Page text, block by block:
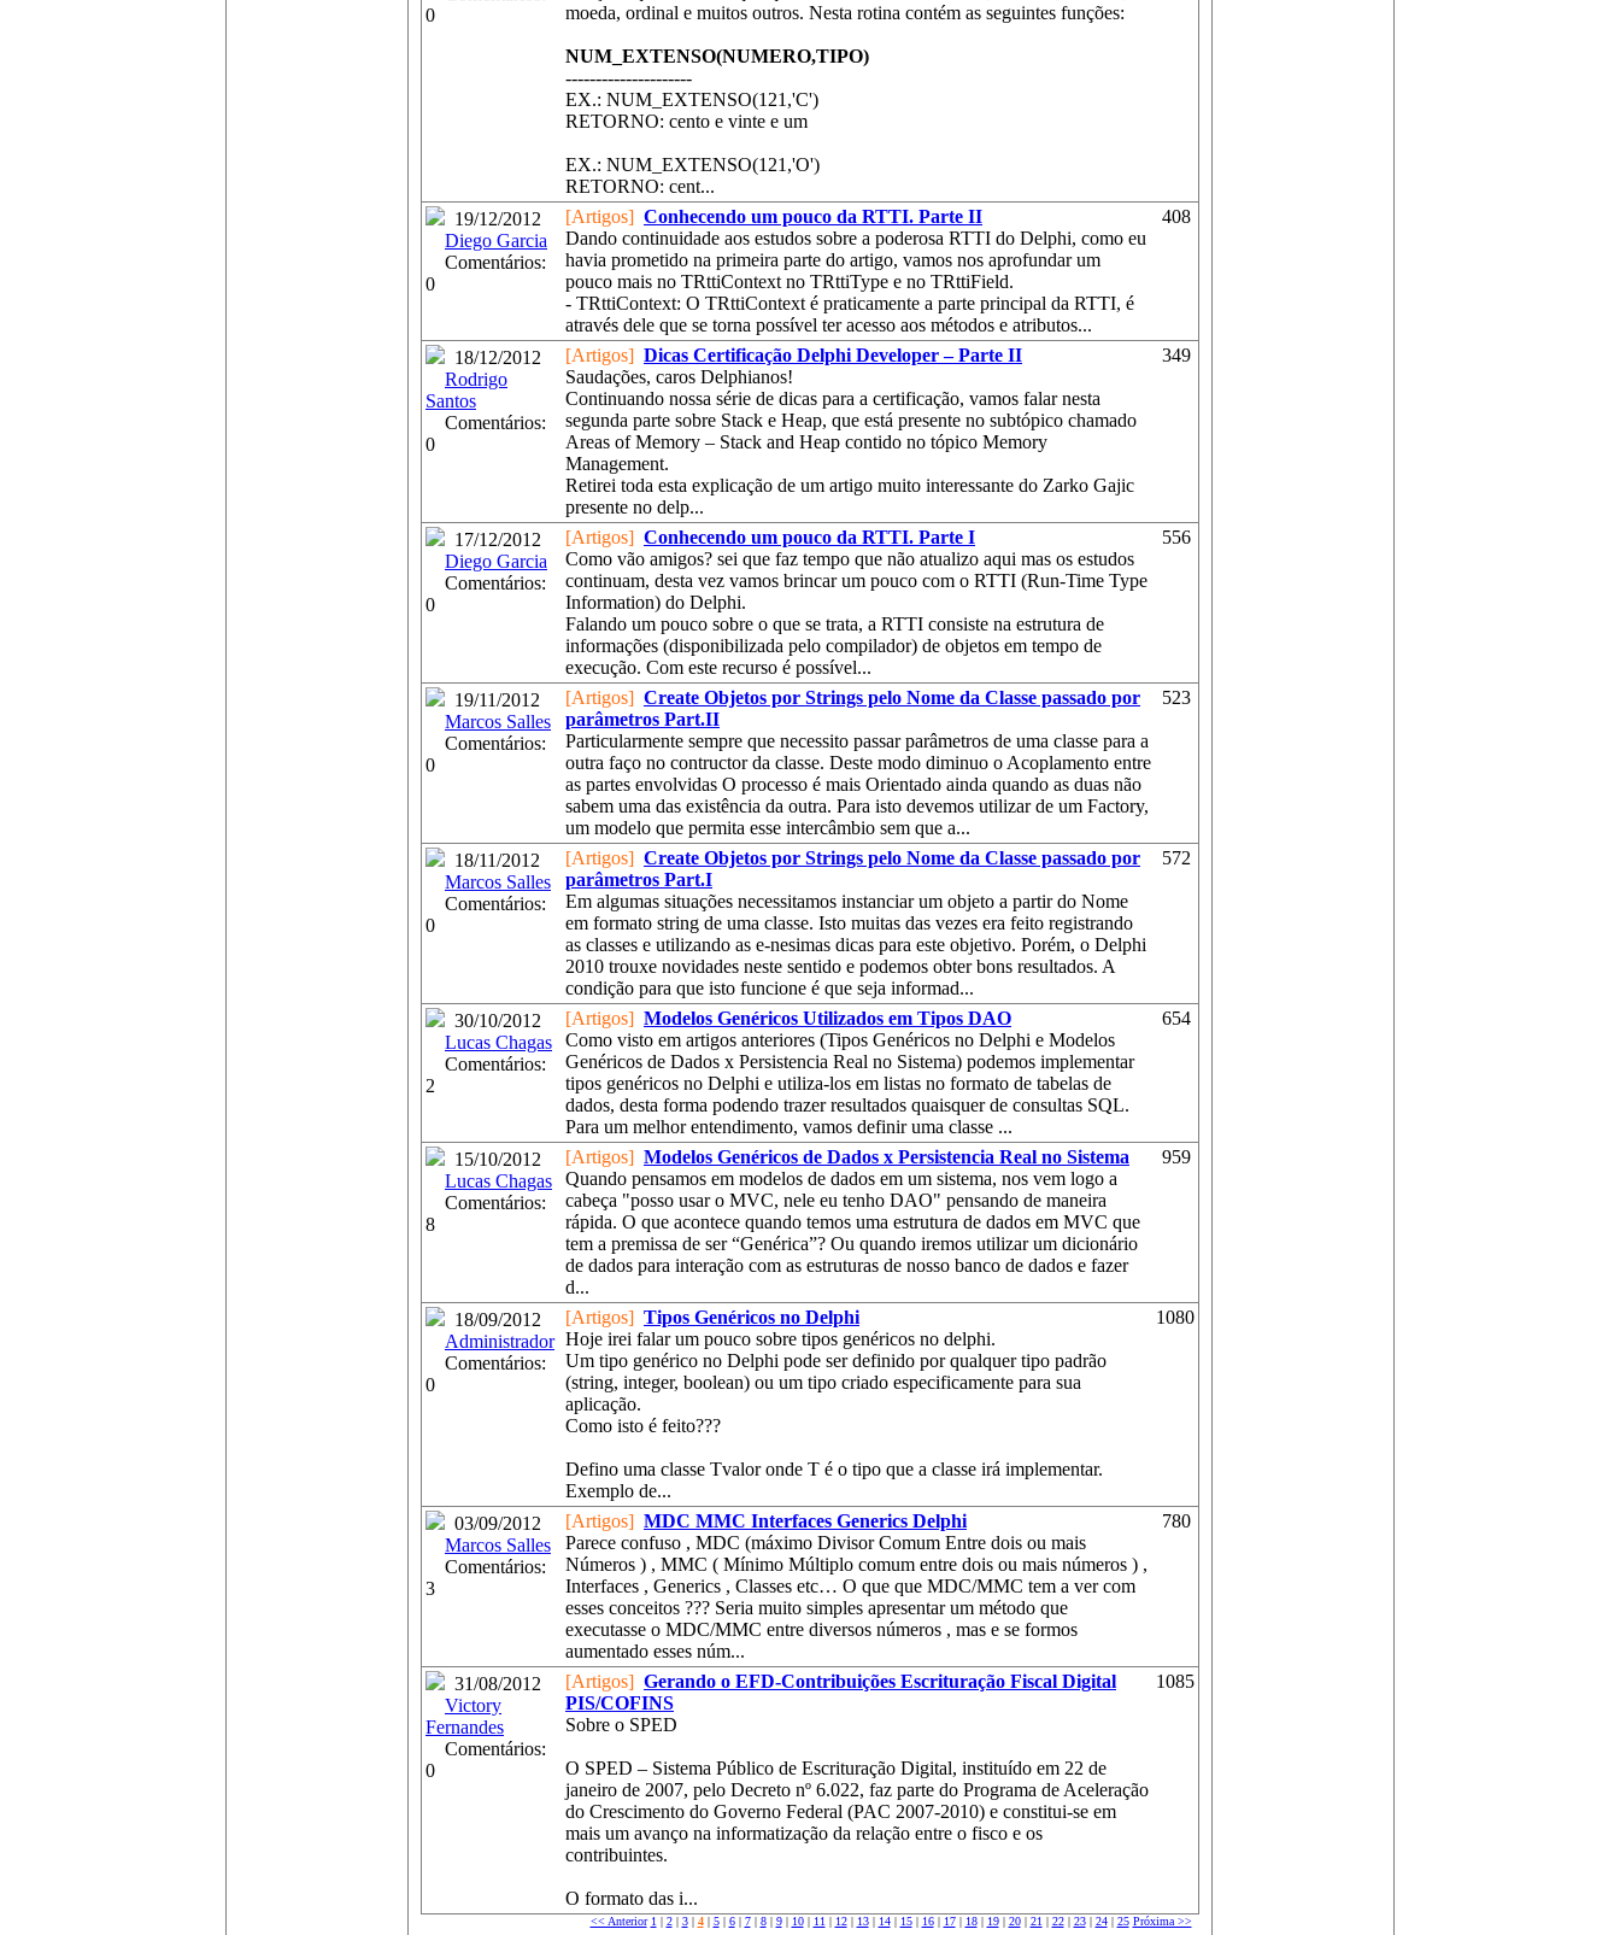
0
moeda, ordinal e muitos outros. Nesta rotina contém as seguintes funções:
NUM_EXTENSO(NUMERO,TIPO)
---------------------
EX.: NUM_EXTENSO(121,'C')
RETORNO: cento e vinte e um
EX.: NUM_EXTENSO(121,'O')
RETORNO: cent...
19/12/2012
Diego Garcia
Comentários:
0
[Artigos] Conhecendo um pouco da RTTI. Parte II
Dando continuidade aos estudos sobre a poderosa RTTI do Delphi, como eu
havia prometido na primeira parte do artigo, vamos nos aprofundar um
pouco mais no TRttiContext no TRttiType e no TRttiField.
- TRttiContext: O TRttiContext é praticamente a parte principal da RTTI, é
através dele que se torna possível ter acesso aos métodos e atributos...
408
18/12/2012
Rodrigo
Santos
Comentários:
0
[Artigos] Dicas Certificação Delphi Developer – Parte II
Saudações, caros Delphianos!
Continuando nossa série de dicas para a certificação, vamos falar nesta
segunda parte sobre Stack e Heap, que está presente no subtópico chamado
Areas of Memory – Stack and Heap contido no tópico Memory
Management.
Retirei toda esta explicação de um artigo muito interessante do Zarko Gajic
presente no delp...
349
17/12/2012
Diego Garcia
Comentários:
0
[Artigos] Conhecendo um pouco da RTTI. Parte I
Como vão amigos? sei que faz tempo que não atualizo aqui mas os estudos
continuam, desta vez vamos brincar um pouco com o RTTI (Run-Time Type
Information) do Delphi.
Falando um pouco sobre o que se trata, a RTTI consiste na estrutura de
informações (disponibilizada pelo compilador) de objetos em tempo de
execução. Com este recurso é possível...
556
19/11/2012
Marcos Salles
Comentários:
0
[Artigos] Create Objetos por Strings pelo Nome da Classe passado por
parâmetros Part.II
Particularmente sempre que necessito passar parâmetros de uma classe para a
outra faço no contructor da classe. Deste modo diminuo o Acoplamento entre
as partes envolvidas O processo é mais Orientado ainda quando as duas não
sabem uma das existência da outra. Para isto devemos utilizar de um Factory,
um modelo que permita esse intercâmbio sem que a...
523
18/11/2012
Marcos Salles
Comentários:
0
[Artigos] Create Objetos por Strings pelo Nome da Classe passado por
parâmetros Part.I
Em algumas situações necessitamos instanciar um objeto a partir do Nome
em formato string de uma classe. Isto muitas das vezes era feito registrando
as classes e utilizando as e-nesimas dicas para este objetivo. Porém, o Delphi
2010 trouxe novidades neste sentido e podemos obter bons resultados. A
condição para que isto funcione é que seja informad...
572
30/10/2012
Lucas Chagas
Comentários:
2
[Artigos] Modelos Genéricos Utilizados em Tipos DAO
Como visto em artigos anteriores (Tipos Genéricos no Delphi e Modelos
Genéricos de Dados x Persistencia Real no Sistema) podemos implementar
tipos genéricos no Delphi e utiliza-los em listas no formato de tabelas de
dados, desta forma podendo trazer resultados quaisquer de consultas SQL.
Para um melhor entendimento, vamos definir uma classe ...
654
15/10/2012
Lucas Chagas
Comentários:
8
[Artigos] Modelos Genéricos de Dados x Persistencia Real no Sistema
Quando pensamos em modelos de dados em um sistema, nos vem logo a
cabeça "posso usar o MVC, nele eu tenho DAO" pensando de maneira
rápida. O que acontece quando temos uma estrutura de dados em MVC que
tem a premissa de ser “Genérica”? Ou quando iremos utilizar um dicionário
de dados para interação com as estruturas de nosso banco de dados e fazer
d...
959
18/09/2012
Administrador
Comentários:
0
[Artigos] Tipos Genéricos no Delphi
Hoje irei falar um pouco sobre tipos genéricos no delphi.
Um tipo genérico no Delphi pode ser definido por qualquer tipo padrão
(string, integer, boolean) ou um tipo criado especificamente para sua
aplicação.
Como isto é feito???
Defino uma classe Tvaloronde T é o tipo que a classe irá implementar.
Exemplo de...
1080
03/09/2012
Marcos Salles
Comentários:
3
[Artigos] MDC MMC Interfaces Generics Delphi
Parece confuso , MDC (máximo Divisor Comum Entre dois ou mais
Números ) , MMC ( Mínimo Múltiplo comum entre dois ou mais números ) ,
Interfaces , Generics , Classes etc… O que que MDC/MMC tem a ver com
esses conceitos ??? Seria muito simples apresentar um método que
executasse o MDC/MMC entre diversos números , mas e se formos
aumentado esses núm...
780
31/08/2012
Victory
Fernandes
Comentários:
0
[Artigos] Gerando o EFD-Contribuições Escrituração Fiscal Digital
PIS/COFINS
Sobre o SPED
O SPED – Sistema Público de Escrituração Digital, instituído em 22 de
janeiro de 2007, pelo Decreto nº 6.022, faz parte do Programa de Aceleração
do Crescimento do Governo Federal (PAC 2007-2010) e constitui-se em
mais um avanço na informatização da relação entre o fisco e os
contribuintes.
O formato das i...
1085
<< Anterior 1 | 2| 3| 4| 5| 6| 7| 8| 9| 10| 11 | 12| 13| 14| 15| 16| 17| 18| 19| 20| 21 | 22| 23| 24| 25 Próxima >>